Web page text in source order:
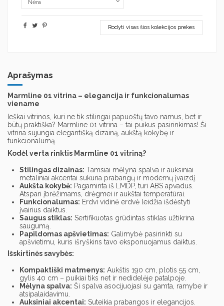
Rodyti visas šios kolekcijos prekes
Aprašymas
Marmline 01 vitrina – elegancija ir funkcionalumas
viename
Ieškai vitrinos, kuri ne tik stilingai papuoštų tavo namus, bet ir
būtų praktiška? Marmline 01 vitrina – tai puikus pasirinkimas! Ši
vitrina sujungia elegantišką dizainą, aukštą kokybę ir
funkcionalumą.
Kodėl verta rinktis Marmline 01 vitriną?
Stilingas dizainas: Tamsiai mėlyna spalva ir auksiniai
metaliniai akcentai sukuria prabangų ir modernų įvaizdį.
Aukšta kokybė: Pagaminta iš LMDP, turi ABS apvadus.
Atspari įbrėžimams, drėgmei ir aukštai temperatūrai.
Funkcionalumas: Erdvi vidinė erdvė leidžia išdėstyti
įvairius daiktus.
Saugus stiklas: Sertifikuotas grūdintas stiklas užtikrina
saugumą.
Papildomas apšvietimas: Galimybė pasirinkti su
apšvietimu,
kuris išryškins tavo eksponuojamus daiktus.
Išskirtinės savybės:
Kompaktiški matmenys: Aukštis 190 cm, plotis 55 cm,
gylis 40 cm – puikiai tiks net ir nedidelėje patalpoje.
Mėlyna spalva: Ši spalva asocijuojasi su gamta, ramybe ir
atsipalaidavimu.
Auksiniai akcentai: Suteikia prabangos ir elegancijos.